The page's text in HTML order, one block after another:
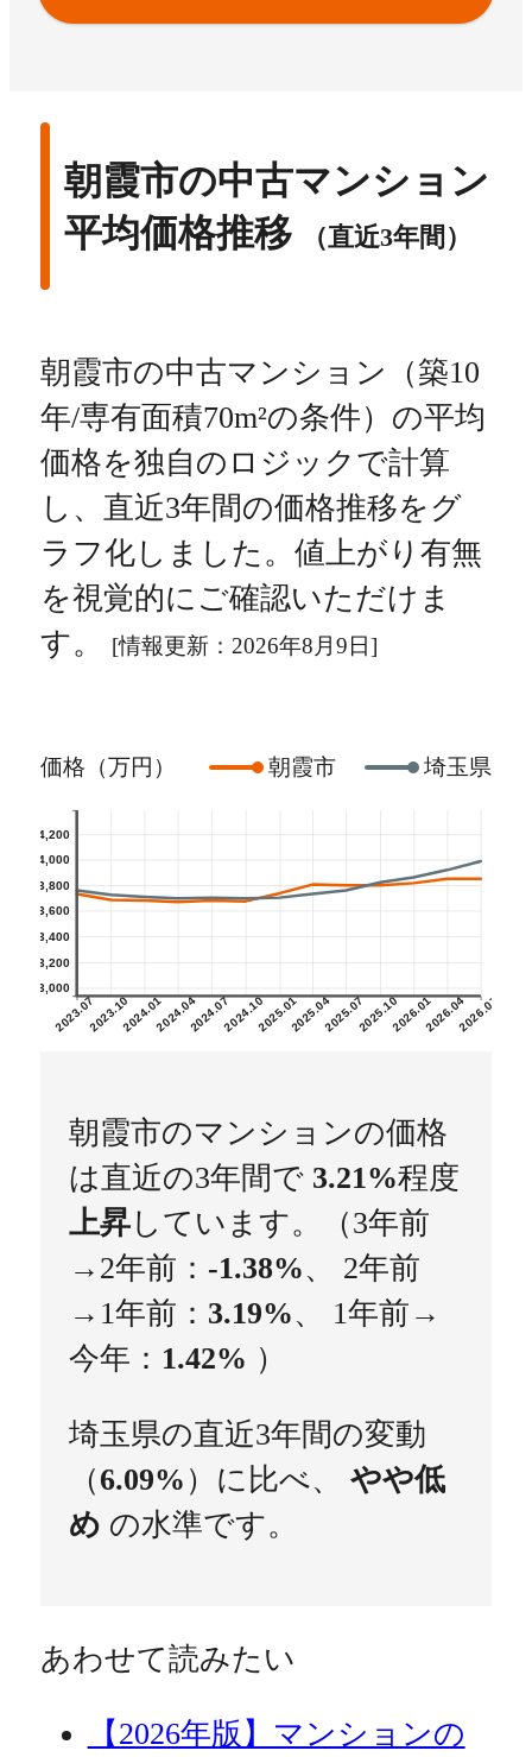
朝霞市の中古マンション
平均価格推移
（直近3年間）
朝霞市の中古マンション（築10
年/専有面積70m²の条件）の平均
価格を独自のロジックで計算
し、直近3年間の価格推移をグ
ラフ化しました。値上がり有無
を視覚的にご確認いただけま
す。
[情報更新：2026年8月9日]
価格（万円） 朝霞市 埼玉県
2023.072023.102024.012024.042024.072024.102025.012025.042025.072025.102026.012026.042026.07
3,000
3,200
3,400
3,600
3,800
4,000
4,200
朝霞市のマンションの価格
は直近の3年間で 3.21%程度
上昇しています。（3年前
→2年前： -1.38%、 2年前
→1年前： 3.19%、 1年前→
今年： 1.42% ）
埼玉県の直近3年間の変動
（6.09% ）に比べ、
やや低
め の水準です。
あわせて読みたい
【2026年版】マンションの